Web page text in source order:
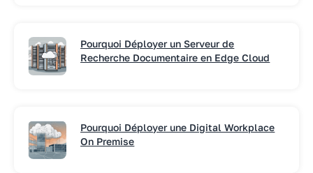
Pourquoi Déployer un Serveur de
Recherche Documentaire en Edge Cloud
Pourquoi Déployer une Digital Workplace
On Premise